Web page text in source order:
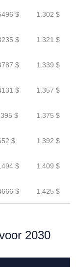
$ 1.302 $
$ 1.321 $
$ 1.339 $
$ 1.357 $
$ 1.375 $
$ 1.392 $
$ 1.409 $
$ 1.425 $
2030